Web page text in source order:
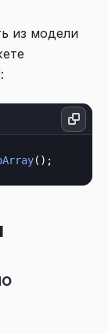
из модели
: